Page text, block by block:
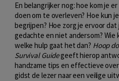
En belangrijker nog: hoe kom je
doen om te overleven? Hoe kun
begrijpen? Hoe zorg je ervoor
gedachte en niet andersom? Wie
welke hulp gaat het dan? Hoop
Survival Guidegeeft hierop
handzame tips en effectieve
gidst de lezer naar een veilige